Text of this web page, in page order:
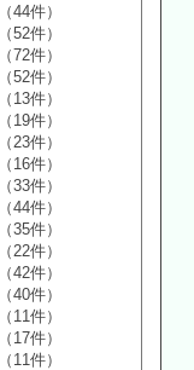
（44件）
（52件）
（72件）
（52件）
（13件）
（19件）
（23件）
（16件）
（33件）
（44件）
（35件）
（22件）
（42件）
（40件）
（11件）
（17件）
（11件）